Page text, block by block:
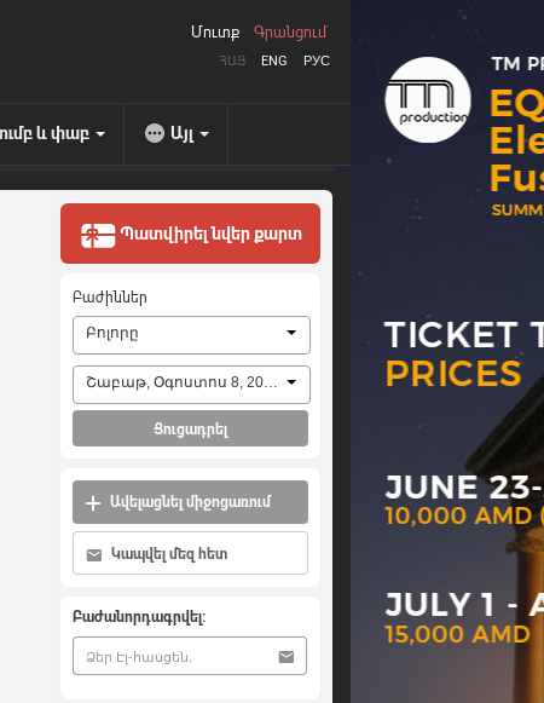
ՀԱՅ ENG РУС
Մուտք Գրանցում
և փաբ Այլ
Պատվիրել նվեր քարտ
Բաժիններ
Բոլորը
Շաբաթ, Օգոստոս 8, 2026
Ցուցադրել
Ավելացնել միջոցառում
Կապվել մեզ հետ
Բաժանորդագրվել: